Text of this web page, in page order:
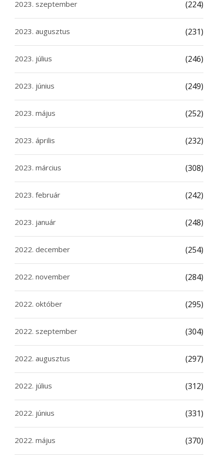
2023. szeptember (224)
2023. augusztus (231)
2023. július (246)
2023. június (249)
2023. május (252)
2023. április (232)
2023. március (308)
2023. február (242)
2023. január (248)
2022. december (254)
2022. november (284)
2022. október (295)
2022. szeptember (304)
2022. augusztus (297)
2022. július (312)
2022. június (331)
2022. május (370)